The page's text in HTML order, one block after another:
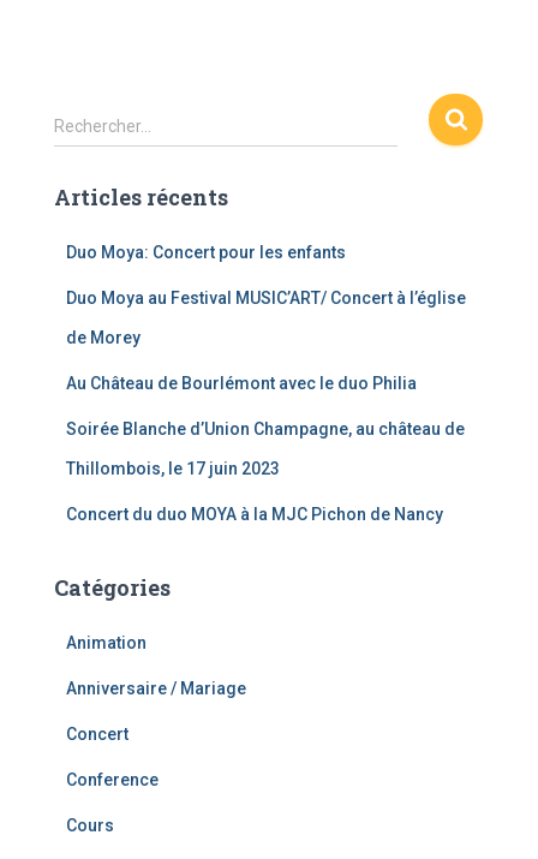
R
e
h
Rechercher…
Articles récents
Duo Moya: Concert pour les enfants
Duo Moya au Festival MUSIC’ART/ Concert à l’église
de Morey
Au Château de Bourlémont avec le duo Philia
Soirée Blanche d’Union Champagne, au château de
Thillombois, le 17 juin 2023
Concert du duo MOYA à la MJC Pichon de Nancy
Catégories
Animation
Anniversaire / Mariage
Concert
Conference
Cours